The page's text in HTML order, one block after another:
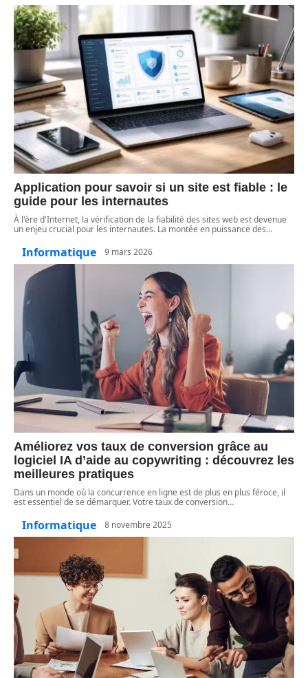
Application pour savoir si un site est fiable : le
guide pour les internautes
À l'ère d'Internet, la vérification de la fiabilité des sites web est devenue
un enjeu crucial pour les internautes. La montée en puissance des…
Informatique 9 mars 2026
Améliorez vos taux de conversion grâce au
logiciel IA d’aide au copywriting : découvrez les
meilleures pratiques
Dans un monde où la concurrence en ligne est de plus en plus féroce, il
est essentiel de se démarquer. Votre taux de conversion…
Informatique 8 novembre 2025